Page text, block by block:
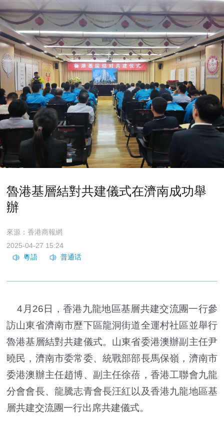
魯港基層結對共建儀式在濟南成功舉
辦
來源：香港商報網
2025-04-27 15:24
4月26日，香港九龍地區基層共建交流團一行參
訪山東省濟南市歷下區龍洞街道全運村社區並舉行
魯港基層結對共建儀式。山東省委港澳辦副主任尹
曉民，濟南市委常委、統戰部部長馬保嶺，濟南市
委港澳辦主任趙博、副主任徐蓓，香港工聯會九龍
分會會長、龍騰志青會長汪紅以及香港九龍地區基
層共建交流團一行出席共建儀式。